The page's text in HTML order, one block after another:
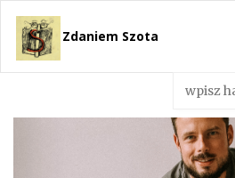
Zdaniem Szota